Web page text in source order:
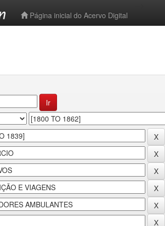
Página inicial do Acervo Digital